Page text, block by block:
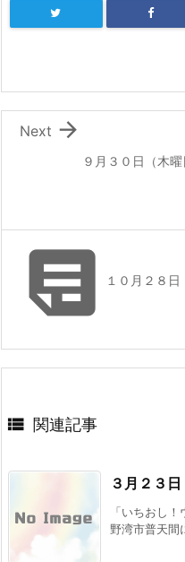
９月３０日（木

Next
 １０月２８
 関連記事
３月２３
「いちおし
野湾市普天間